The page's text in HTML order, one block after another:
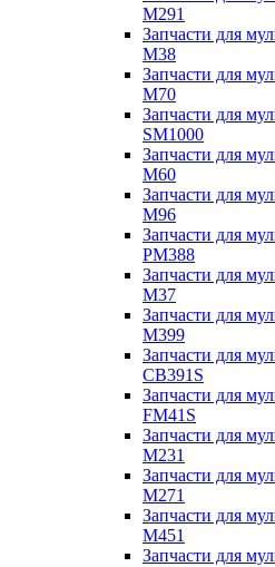
M291
Запчасти для
M38
Запчасти для
M70
Запчасти для
SM1000
Запчасти для
M60
Запчасти для
M96
Запчасти для
PM388
Запчасти для
M37
Запчасти для
M399
Запчасти для
CB391S
Запчасти для
FM41S
Запчасти для
M231
Запчасти для
M271
Запчасти для
M451
Запчасти для